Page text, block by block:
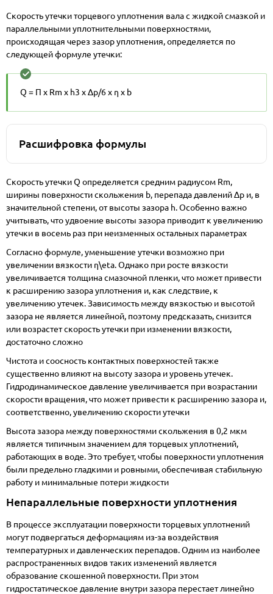
Скорость утечки торцевого уплотнения вала с жидкой смазкой и
параллельными уплотнительными поверхностями,
происходящая через зазор уплотнения, определяется по
следующей формуле утечки:
Q = П x Rm x h3 x Δp/6 x η x b
Расшифровка формулы
Скорость утечки Q определяется средним радиусом Rm,
ширины поверхности скольжения b, перепада давлений Δp и, в
значительной степени, от высоты зазора h. Особенно важно
учитывать, что удвоение высоты зазора приводит к увеличению
утечки в восемь раз при неизменных остальных параметрах
Согласно формуле, уменьшение утечки возможно при
увеличении вязкости η\eta. Однако при росте вязкости
увеличивается толщина смазочной пленки, что может привести
к расширению зазора уплотнения и, как следствие, к
увеличению утечек. Зависимость между вязкостью и высотой
зазора не является линейной, поэтому предсказать, снизится
или возрастет скорость утечки при изменении вязкости,
достаточно сложно
Чистота и соосность контактных поверхностей также
существенно влияют на высоту зазора и уровень утечек.
Гидродинамическое давление увеличивается при возрастании
скорости вращения, что может привести к расширению зазора и,
соответственно, увеличению скорости утечки
Высота зазора между поверхностями скольжения в 0,2 мкм
является типичным значением для торцевых уплотнений,
работающих в воде. Это требует, чтобы поверхности уплотнения
были предельно гладкими и ровными, обеспечивая стабильную
работу и минимальные потери жидкости
Непараллельные поверхности уплотнения
В процессе эксплуатации поверхности торцевых уплотнений
могут подвергаться деформациям из-за воздействия
температурных и давленческих перепадов. Одним из наиболее
распространенных видов таких изменений является
образование скошенной поверхности. При этом
гидростатическое давление внутри зазора перестает линейно